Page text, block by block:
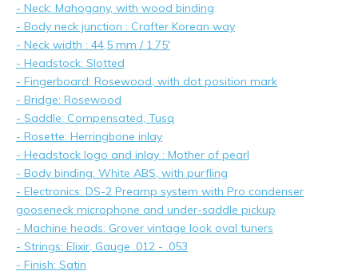
- Neck: Mahogany, with wood binding
- Body neck junction : Crafter Korean way
- Neck width : 44,5 mm / 1.75'
- Headstock: Slotted
- Fingerboard: Rosewood, with dot position mark
- Bridge: Rosewood
- Saddle: Compensated, Tusq
- Rosette: Herringbone inlay
- Headstock logo and inlay : Mother of pearl
- Body binding: White ABS, with purfling
- Electronics: DS-2 Preamp system with Pro condenser
gooseneck microphone and under-saddle pickup
- Machine heads: Grover vintage look oval tuners
- Strings: Elixir, Gauge .012 - .053
- Finish: Satin